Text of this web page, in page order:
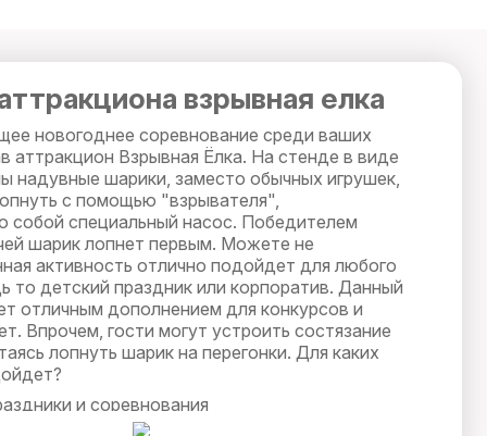
взрывная елка
новогоднее соревнование среди ваших
аттракцион Взрывная Ёлка. На стенде в виде
надувные шарики, заместо обычных игрушек,
с помощью "взрывателя",
собой специальный насос. Победителем
шарик лопнет первым. Можете не
активность отлично подойдет для любого
то детский праздник или корпоратив. Данный
отличным дополнением для конкурсов и
Впрочем, гости могут устроить состязание
лопнуть шарик на перегонки. Для каких
и соревнования